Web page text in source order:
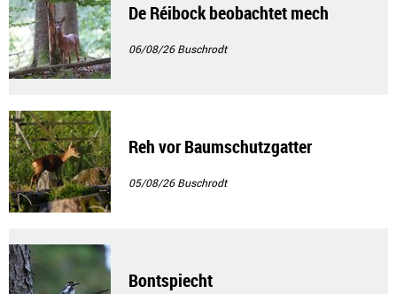
De Réibock beobachtet mech
06/08/26Buschrodt
Reh vor Baumschutzgatter
05/08/26Buschrodt
Bontspiecht